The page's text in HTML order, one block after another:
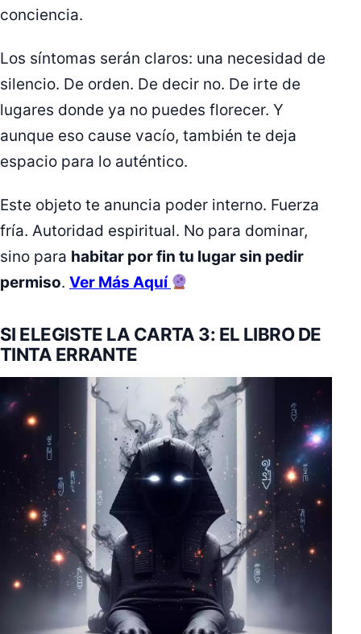
conciencia.
Los síntomas serán claros: una necesidad de
silencio. De orden. De decir no. De irte de
lugares donde ya no puedes florecer. Y
aunque eso cause vacío, también te deja
espacio para lo auténtico.
Este objeto te anuncia poder interno. Fuerza
fría. Autoridad espiritual. No para dominar,
sino para habitar por fin tu lugar sin pedir
permiso. Ver Más Aquí
SI ELEGISTE LA CARTA 3: EL LIBRO DE
TINTA ERRANTE